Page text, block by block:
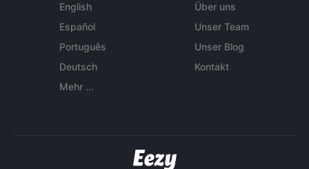
English
Español
Português
Deutsch
Mehr ...
Über uns
Unser Team
Unser Blog
Kontakt